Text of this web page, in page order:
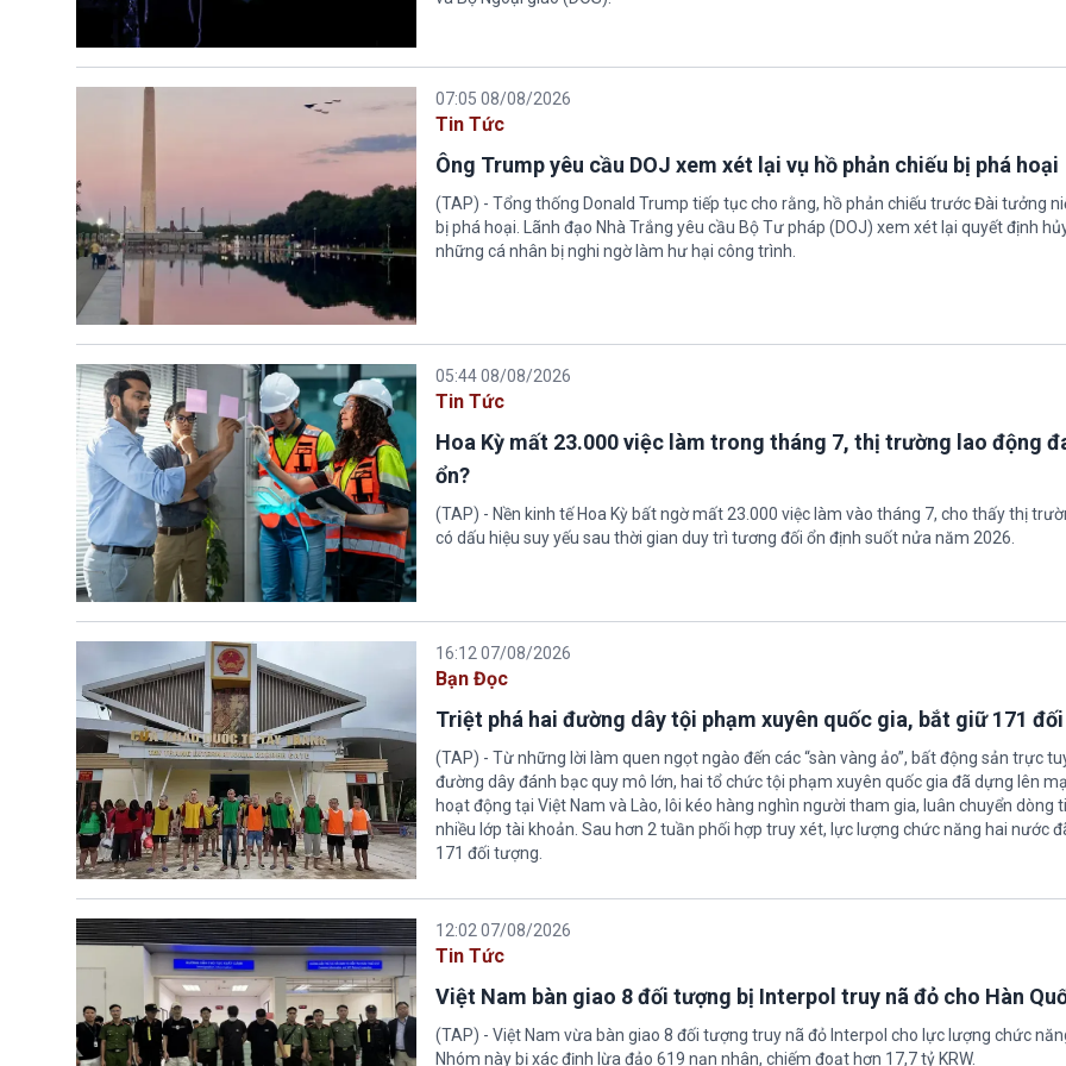
07:05 08/08/2026
Tin Tức
Ông Trump yêu cầu DOJ xem xét lại vụ hồ phản chiếu bị phá hoại
(TAP) - Tổng thống Donald Trump tiếp tục cho rằng, hồ phản chiếu trước Đài tưởng
bị phá hoại. Lãnh đạo Nhà Trắng yêu cầu Bộ Tư pháp (DOJ) xem xét lại quyết định
những cá nhân bị nghi ngờ làm hư hại công trình.
05:44 08/08/2026
Tin Tức
Hoa Kỳ mất 23.000 việc làm trong tháng 7, thị trường lao động
ổn?
(TAP) - Nền kinh tế Hoa Kỳ bất ngờ mất 23.000 việc làm vào tháng 7, cho thấy thị
có dấu hiệu suy yếu sau thời gian duy trì tương đối ổn định suốt nửa năm 2026.
16:12 07/08/2026
Bạn Đọc
Triệt phá hai đường dây tội phạm xuyên quốc gia, bắt giữ 171
(TAP) - Từ những lời làm quen ngọt ngào đến các “sàn vàng ảo”, bất động sản trực
đường dây đánh bạc quy mô lớn, hai tổ chức tội phạm xuyên quốc gia đã dựng lên
hoạt động tại Việt Nam và Lào, lôi kéo hàng nghìn người tham gia, luân chuyển dòng
nhiều lớp tài khoản. Sau hơn 2 tuần phối hợp truy xét, lực lượng chức năng hai nước
171 đối tượng.
12:02 07/08/2026
Tin Tức
Việt Nam bàn giao 8 đối tượng bị Interpol truy nã đỏ cho Hàn
(TAP) - Việt Nam vừa bàn giao 8 đối tượng truy nã đỏ Interpol cho lực lượng chức
Nhóm này bị xác định lừa đảo 619 nạn nhân, chiếm đoạt hơn 17,7 tỷ KRW.